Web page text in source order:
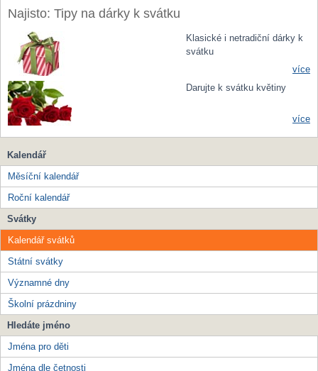
Najisto: Tipy na dárky k svátku
Klasické i netradiční dárky k
svátku
více
Darujte k svátku květiny
více
Kalendář
Měsíční kalendář
Roční kalendář
Svátky
Kalendář svátků
Státní svátky
Významné dny
Školní prázdniny
Hledáte jméno
Jména pro děti
Jména dle četnosti